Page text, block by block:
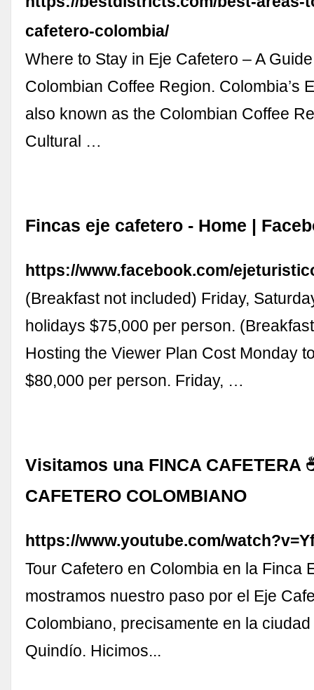
cafetero-colombia/
Where to Stay in Eje Cafetero – A
Colombian Coffee Region. Colombia’s
also known as the Colombian Coffee
Cultural …
Fincas eje cafetero - Home |
https://www.facebook.com/
(Breakfast not included) Friday,
holidays $75,000 per person.
Hosting the Viewer Plan Cost Monday
$80,000 per person. Friday, …
Visitamos una FINCA CAFETERA
CAFETERO COLOMBIANO
https://www.youtube.com/
Tour Cafetero en Colombia en la Finca
mostramos nuestro paso por el Eje
Colombiano, precisamente en la
Quindío. Hicimos...